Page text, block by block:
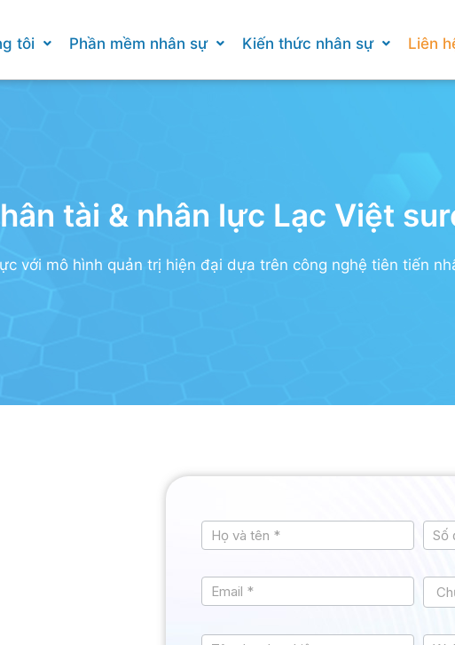
tôi Phần mềm nhân sự Kiến thức nhân sự Liên
tài & nhân lực Lạc Việt
với mô hình quản trị hiện đại dựa trên công nghệ tiên tiến
vấn